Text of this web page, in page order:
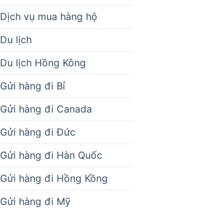
Dịch vụ mua hàng hộ
Du lịch
Du lịch Hồng Kông
Gửi hàng đi Bỉ
Gửi hàng đi Canada
Gửi hàng đi Đức
Gửi hàng đi Hàn Quốc
Gửi hàng đi Hồng Kồng
Gửi hàng đi Mỹ